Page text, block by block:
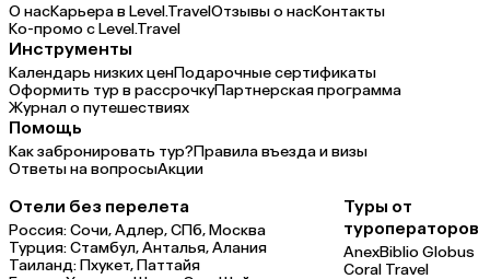
О насКарьера в Level.TravelОтзывы о насКонтакты
Ко-промо с Level.Travel
Инструменты
Календарь низких ценПодарочные сертификаты
Оформить тур в рассрочкуПартнерская программа
Журнал о путешествиях
Помощь
Как забронировать тур?Правила въезда и визы
Ответы на вопросыАкции
Отели без перелета
Россия:Сочи,Адлер,СПб,Москва
Турция:Стамбул,Анталья,Алания
Таиланд:Пхукет,Паттайя
Туры от
туроператоров
AnexBiblio Globus
Coral Travel